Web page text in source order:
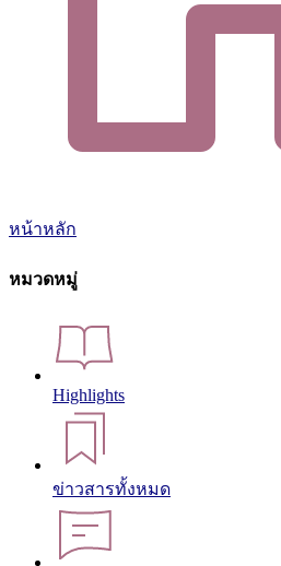
หน้าหลัก
หมวดหมู่
Highlights
ข่าวสารทั้งหมด